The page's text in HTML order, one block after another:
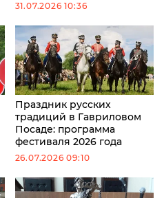
31.07.2026 10:36
Праздник русских
традиций в Гавриловом
Посаде: программа
фестиваля 2026 года
26.07.2026 09:10